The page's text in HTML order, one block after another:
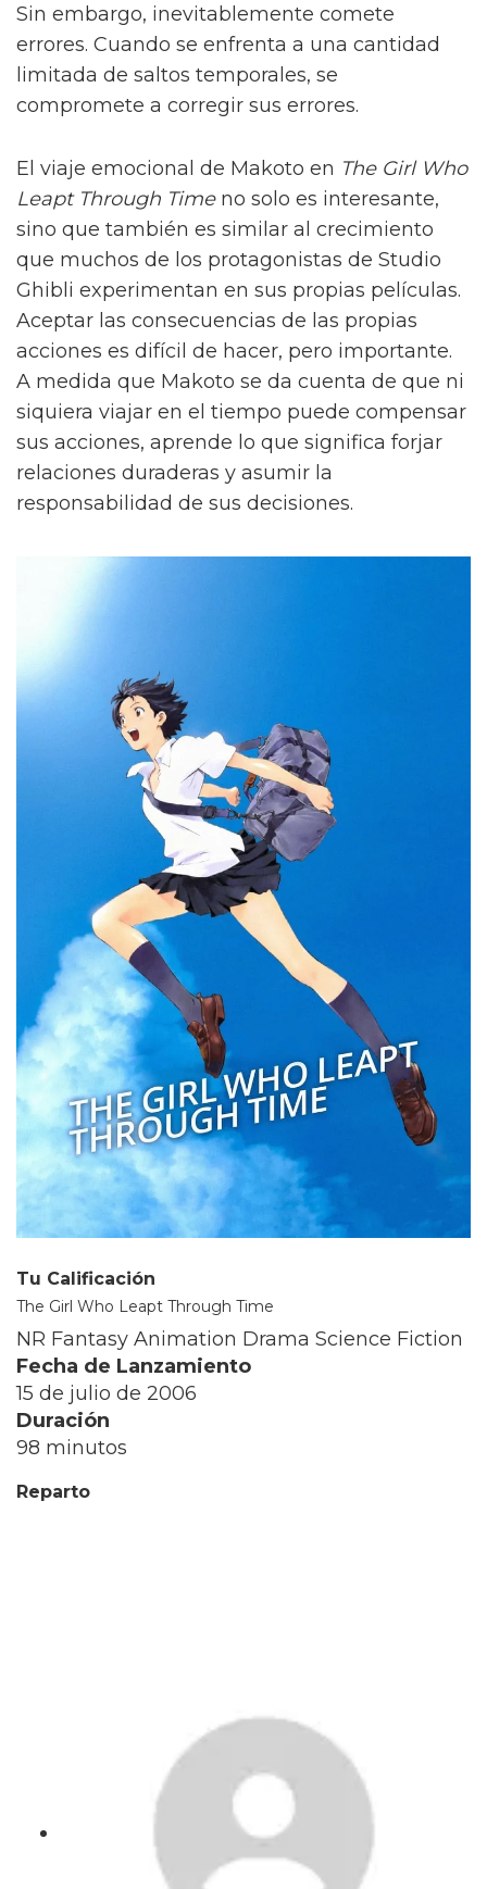
Sin embargo, inevitablemente comete
errores. Cuando se enfrenta a una cantidad
limitada de saltos temporales, se
compromete a corregir sus errores.
El viaje emocional de Makoto en The Girl Who
Leapt Through Timeno solo es interesante,
sino que también es similar al crecimiento
que muchos de los protagonistas de Studio
Ghibli experimentan en sus propias películas.
Aceptar las consecuencias de las propias
acciones es difícil de hacer, pero importante.
A medida que Makoto se da cuenta de que ni
siquiera viajar en el tiempo puede compensar
sus acciones, aprende lo que significa forjar
relaciones duraderas y asumir la
responsabilidad de sus decisiones.
Tu Calificación
The Girl Who Leapt Through Time
NR Fantasy Animation Drama Science Fiction
Fecha de Lanzamiento
15 de julio de 2006
Duración
98 minutos
Reparto